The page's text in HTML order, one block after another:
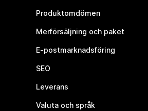
Produktomdömen
Merförsäljning och paket
E-postmarknadsföring
SEO
Leverans
Valuta och språk